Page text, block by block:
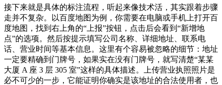
接下来就是具体的标注流程，听起来像技术活，其实跟着步骤
走并不复杂。以百度地图为例，你需要在电脑或手机上打开百
度地图，找到右上角的“上报”按钮，点击后会看到“新增地
点”的选项。然后按提示填写公司名称、详细地址、联系电
话、营业时间等基本信息。这里有个容易被忽略的细节：地址
一定要精确到门牌号，如果实在没有门牌号，就写清楚“某某
大厦 A 座 3 层 305 室”这样的具体描述。上传营业执照照片是
必不可少的一步，它能证明你确实是该地址的合法使用者，也